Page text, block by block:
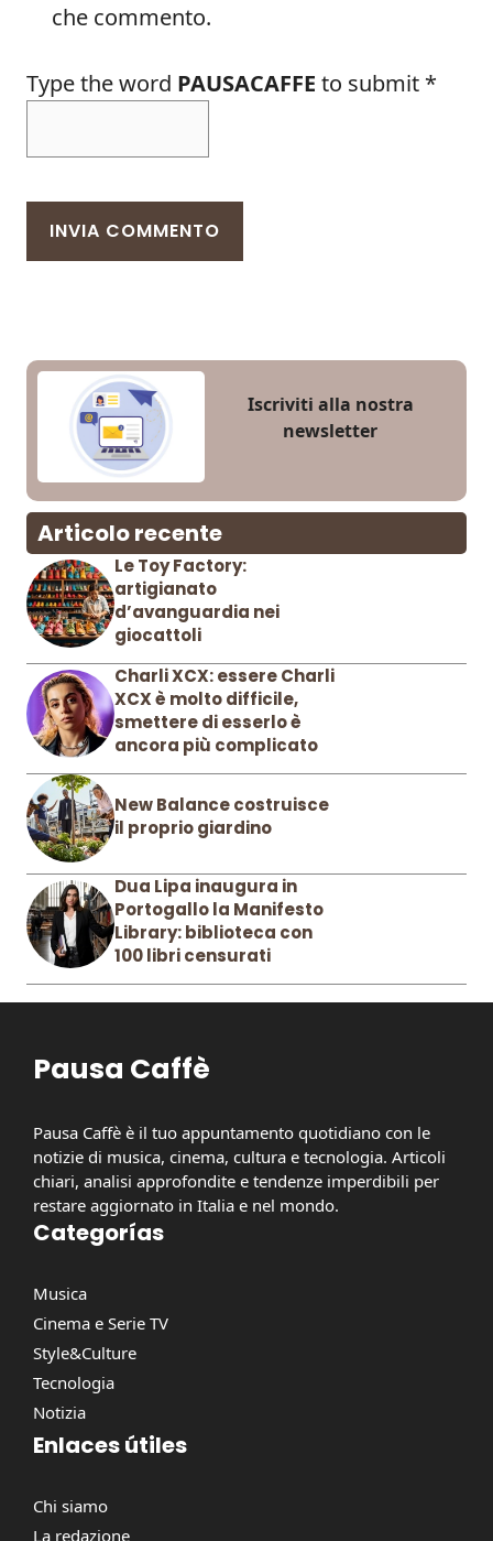
che commento.
Type the word PAUSACAFFE to submit *
Iscriviti alla nostra
newsletter
Articolo recente
Le Toy Factory:
artigianato
d’avanguardia nei
giocattoli
Charli XCX: essere Charli
XCX è molto difficile,
smettere di esserlo è
ancora più complicato
New Balance costruisce
il proprio giardino
Dua Lipa inaugura in
Portogallo la Manifesto
Library: biblioteca con
100 libri censurati
Pausa Caffè
Pausa Caffè è il tuo appuntamento quotidiano con le
notizie di musica, cinema, cultura e tecnologia. Articoli
chiari, analisi approfondite e tendenze imperdibili per
restare aggiornato in Italia e nel mondo.
Categorías
Musica
Cinema e Serie TV
Style&Culture
Tecnologia
Notizia
Enlaces útiles
Chi siamo
La redazione